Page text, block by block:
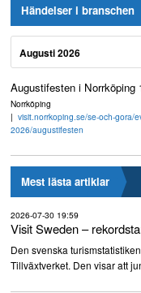
Händelser i branschen
Augusti 2026
Augustifesten i Norrköping
Norrköping
visit.norrkoping.se/se-och-gora/
2026/augustifesten
Mest lästa artiklar
2026-07-30 19:59
Visit Sweden –
Den svenska
Tillväxtverket. Den visar att